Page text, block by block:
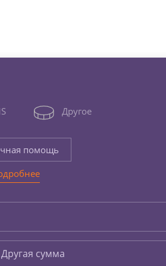
Другое
помощь
Другая сумма